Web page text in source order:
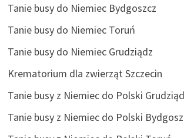
Tanie busy do Niemiec Bydgoszcz
Tanie busy do Niemiec Toruń
Tanie busy do Niemiec Grudziądz
Krematorium dla zwierząt Szczecin
Tanie busy z Niemiec do Polski
Tanie busy z Niemiec do Polski